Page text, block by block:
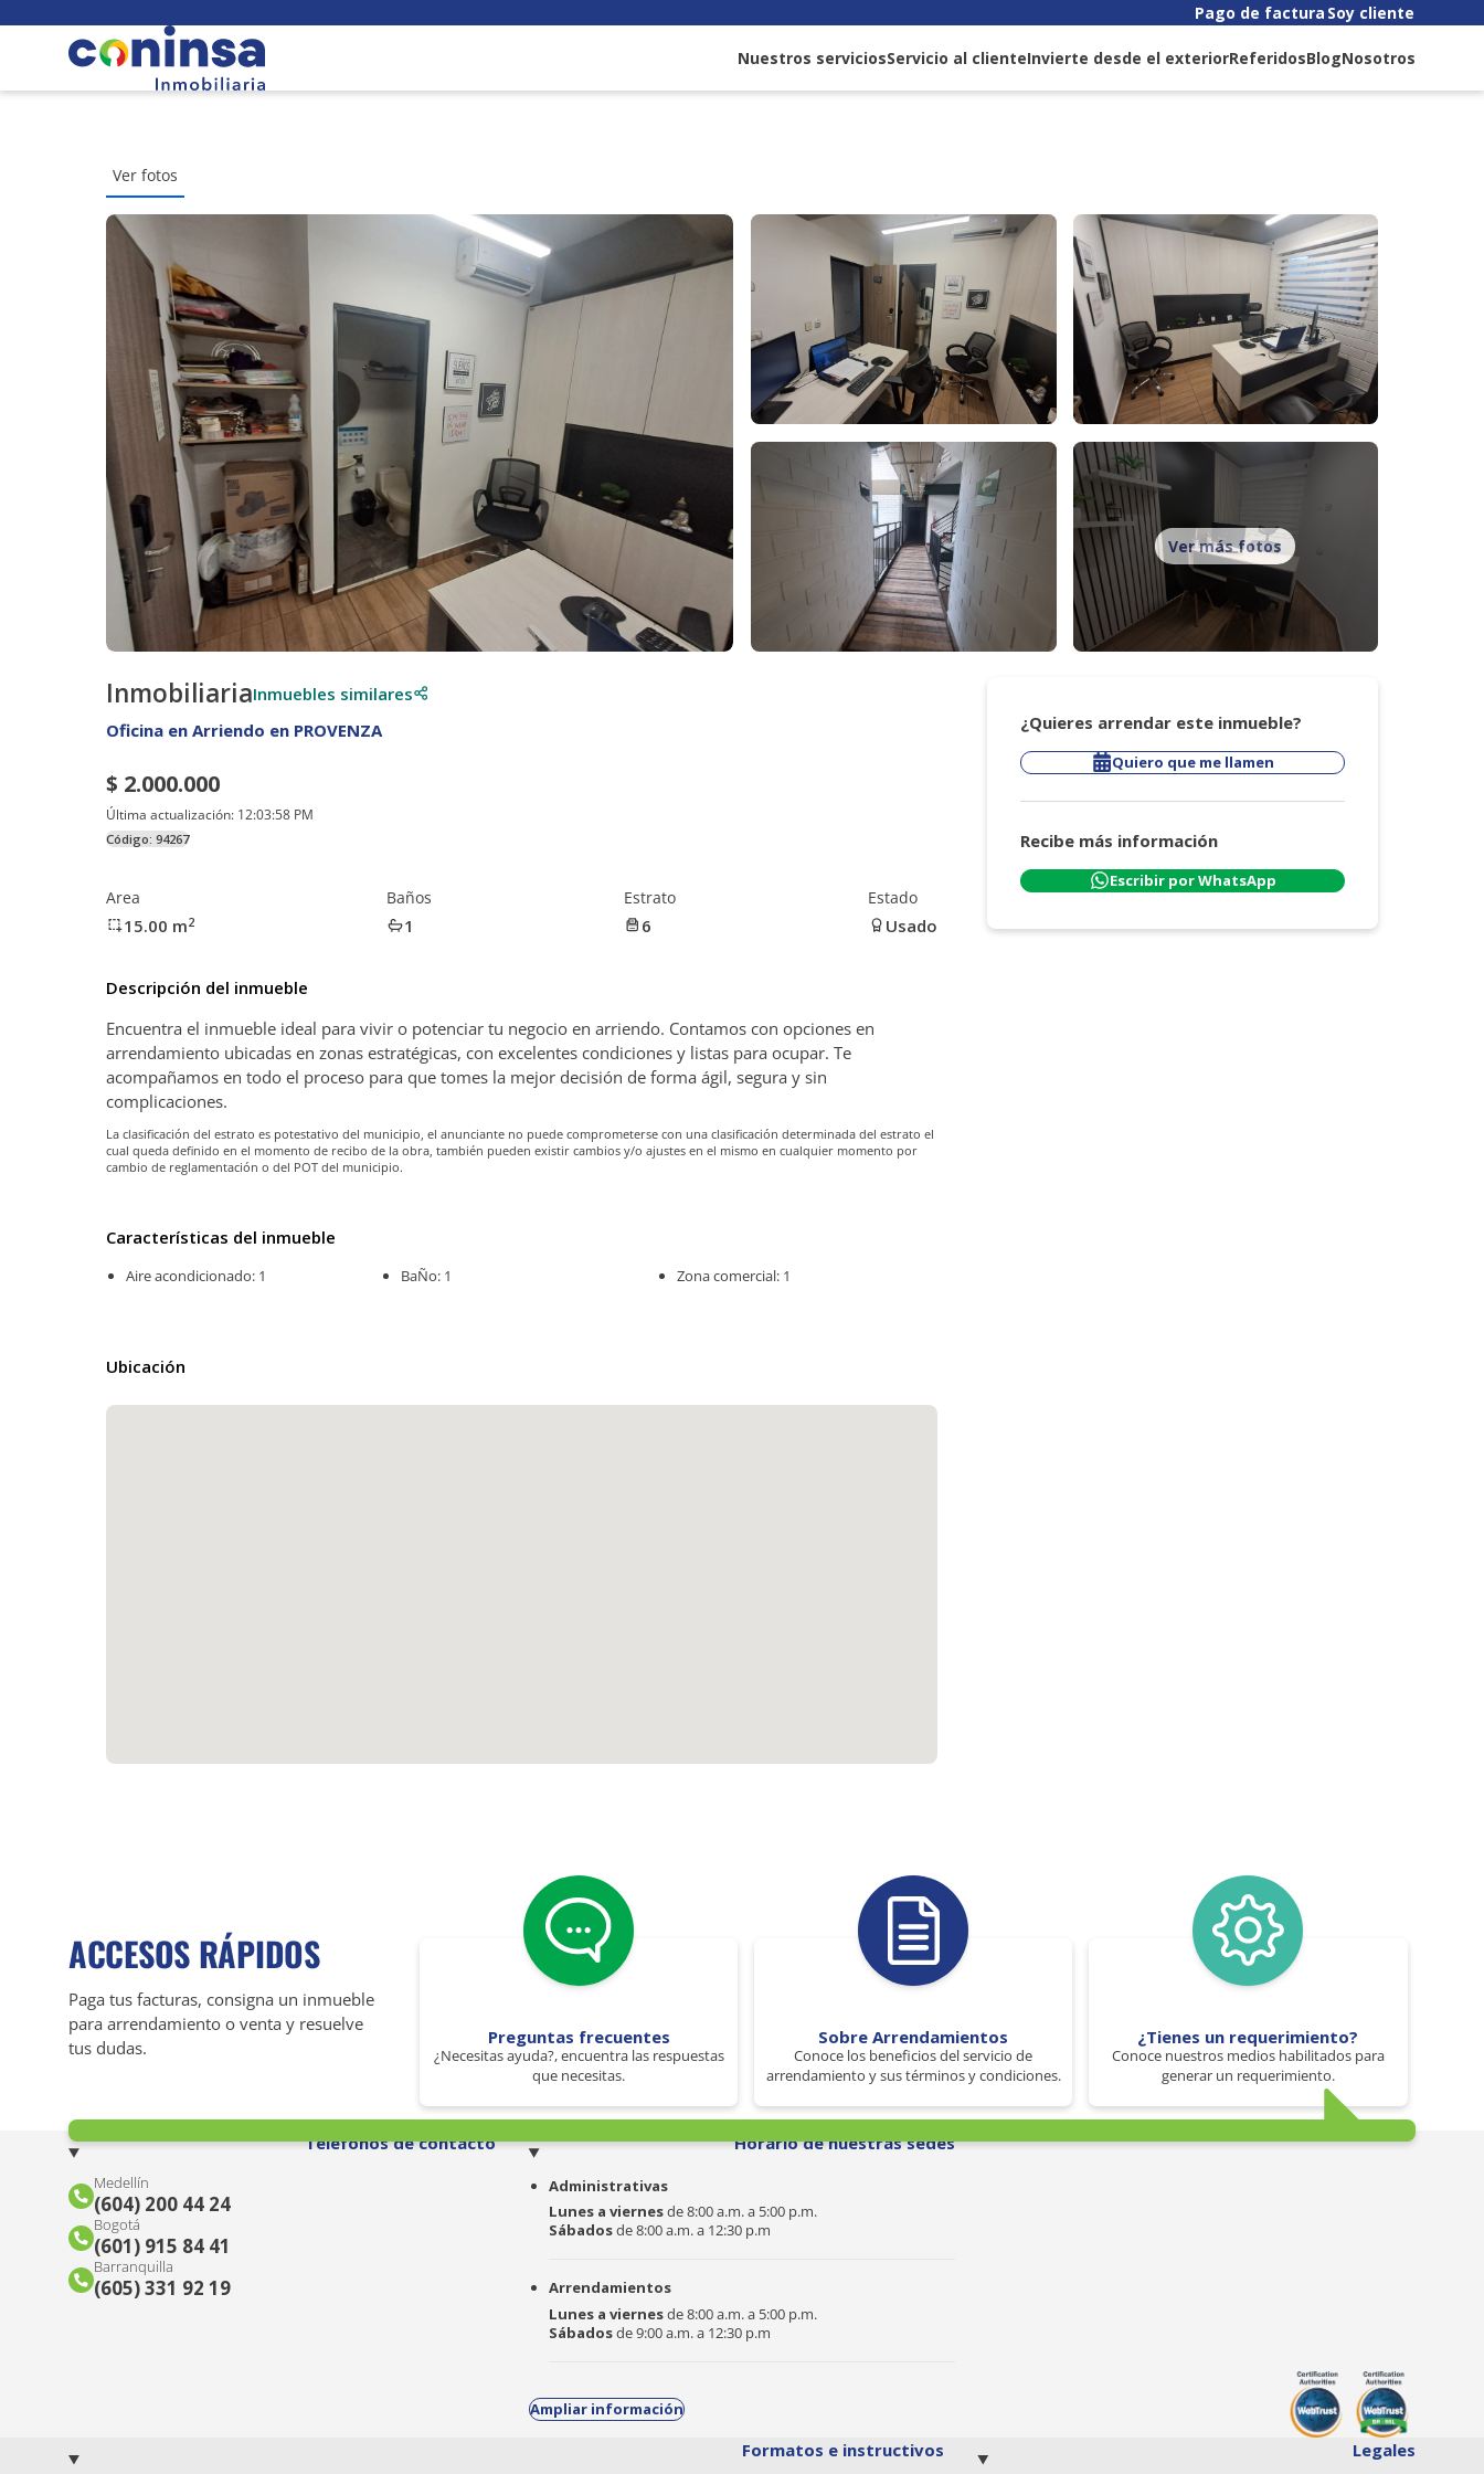
Pago de factura Soy cliente
Nuestros serviciosServicio al clienteInvierte desde el exteriorReferidosBlogNosotros
Ver fotos
Ver más fotos
InmobiliariaInmuebles similares
Oficina en Arriendo en PROVENZA
$ 2.000.000
Última actualización: 12:03:58 PM
Código: 94267
Area
15.00 m2
Baños
1
Estrato
6
Estado
Usado
Descripción del inmueble
Encuentra el inmueble ideal para vivir o potenciar tu negocio en arriendo. Contamos con opciones en
arrendamiento ubicadas en zonas estratégicas, con excelentes condiciones y listas para ocupar. Te
acompañamos en todo el proceso para que tomes la mejor decisión de forma ágil, segura y sin
complicaciones.
La clasificación del estrato es potestativo del municipio, el anunciante no puede comprometerse con una clasificación determinada del estrato el
cual queda definido en el momento de recibo de la obra, también pueden existir cambios y/o ajustes en el mismo en cualquier momento por
cambio de reglamentación o del POT del municipio.
Características del inmueble
Aire acondicionado: 1 BaÑo: 1 Zona comercial: 1
Ubicación
¿Quieres arrendar este inmueble?
Quiero que me llamen
Recibe más información
Escribir por WhatsApp
ACCESOS RÁPIDOS
Paga tus facturas, consigna un inmueble
para arrendamiento o venta y resuelve
tus dudas.
Preguntas frecuentes
¿Necesitas ayuda?, encuentra las respuestas
que necesitas.
Sobre Arrendamientos
Conoce los beneficios del servicio de
arrendamiento y sus términos y condiciones.
¿Tienes un requerimiento?
Conoce nuestros medios habilitados para
generar un requerimiento.
Teléfonos de contacto
Medellín
(604) 200 44 24
Bogotá
(601) 915 84 41
Barranquilla
(605) 331 92 19
Horario de nuestras sedes
Administrativas
Lunes a viernesde 8:00 a.m. a 5:00 p.m.
Sábadosde 8:00 a.m. a 12:30 p.m
Arrendamientos
Lunes a viernesde 8:00 a.m. a 5:00 p.m.
Sábadosde 9:00 a.m. a 12:30 p.m
Ampliar información
Formatos e instructivos Legales